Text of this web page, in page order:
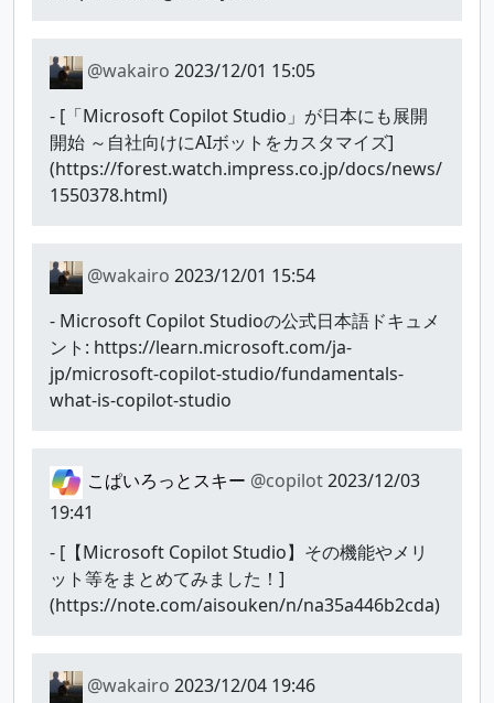
@wakairo 2023/12/01 15:05
- [「Microsoft Copilot Studio」が日本にも展開
開始 ～自社向けにAIボットをカスタマイズ]
(https://forest.watch.impress.co.jp/docs/news/
1550378.html)
@wakairo 2023/12/01 15:54
- Microsoft Copilot Studioの公式日本語ドキュメ
ント: https://learn.microsoft.com/ja-
jp/microsoft-copilot-studio/fundamentals-
what-is-copilot-studio
こぱいろっとスキー @copilot2023/12/03
19:41
- [【Microsoft Copilot Studio】その機能やメリ
ット等をまとめてみました！]
(https://note.com/aisouken/n/na35a446b2cda)
@wakairo 2023/12/04 19:46